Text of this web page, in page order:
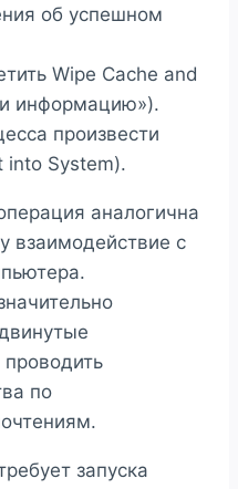
об успешном
Wipe Cache and
информацию»).
произвести
into System).
аналогична
взаимодействие с
по
запуска